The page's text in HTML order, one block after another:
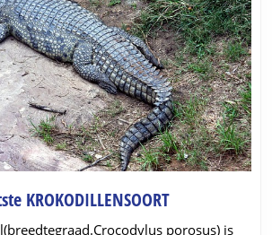
KROKODILLENSOORT‘s
werelds
porosus) is